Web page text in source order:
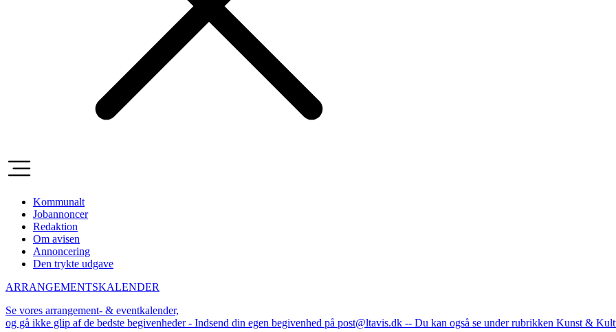
Kommunalt
Jobannoncer
Redaktion
Om avisen
Annoncering
Den trykte udgave
ARRANGEMENTSKALENDER
Se vores arrangement- & eventkalender,
og gå ikke glip af de bedste begivenheder - Indsend din egen begivenhed på post@ltavis.dk -- Du kan også se under rubrikken Kunst &